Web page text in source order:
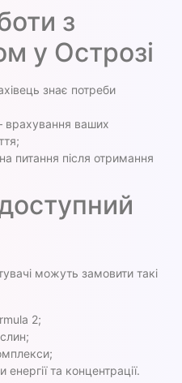
з
у Острозі
знає потреби
ваших
питання після отримання
можуть замовити такі
2;
та концентрації.